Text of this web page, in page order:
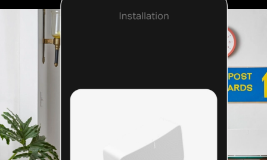
Une configuration ultra-
rapide
C'est simple: branchez, appuyez, écoutez.
L'application Sonos vous guide dans toutes les
étapes de l'installation.
En savoir plus